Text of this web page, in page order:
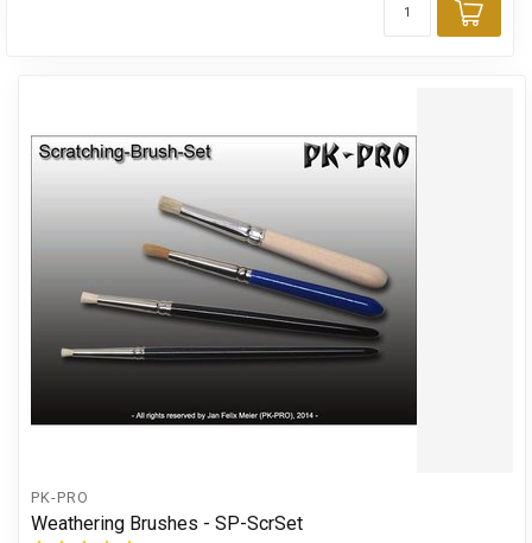
PK-PRO
Weathering Brushes - SP-ScrSet